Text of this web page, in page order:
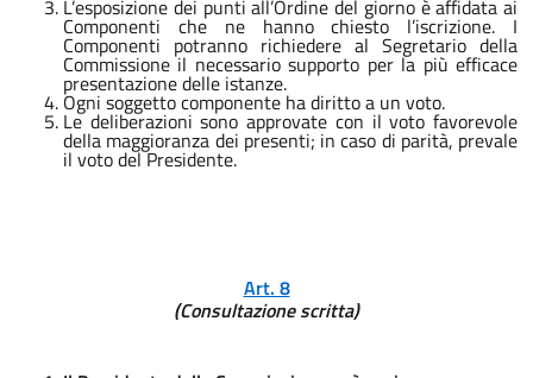
L’esposizione dei punti all’Ordine del giorno è affidata ai
Componenti che ne hanno chiesto l’iscrizione. I
Componenti potranno richiedere al Segretario della
Commissione il necessario supporto per la più efficace
presentazione delle istanze.
Ogni soggetto componente ha diritto a un voto.
Le deliberazioni sono approvate con il voto favorevole
della maggioranza dei presenti; in caso di parità, prevale
il voto del Presidente.
Art. 8
(Consultazione scritta)